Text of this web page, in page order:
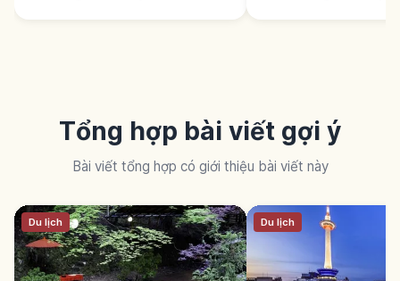
Tổng hợp bài viết gợi ý
Bài viết tổng hợp có giới thiệu bài viết này
Du lịch Du lịch